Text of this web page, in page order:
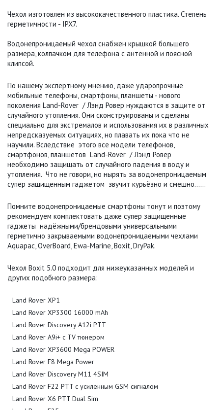
Чехол изготовлен из высококачественного пластика. Степень
герметичности - IPX7.
Водонепроницаемый чехол снабжен крышкой большего
размера, колпачком для телефона с антенной и поясной
клипсой.
По нашему экспертному мнению, даже ударопрочные
мобильные телефоны, смартфоны, планшеты - нового
поколения Land-Rover / Лэнд Ровер нуждаются в защите от
случайного утопления. Они сконструированы и сделаны
специально для экстремалов и использования их в различных
непредсказуемых ситуациях, но плавать их пока что не
научили. Вследствие этого все модели телефонов,
смартфонов, планшетов Land-Rover / Лэнд Ровер
необходимо защищать от случайного падения в воду и
утопления. Что не говори, но нырять за водонепроницаемым
супер защищенным гаджетом звучит курьёзно и смешно……
Помните водонепроницаемые смартфоны тонут и поэтому
рекомендуем комплектовать даже супер защищенные
гаджеты надёжными/брендовыми универсальными
герметично закрываемыми водонепроницаемыми чехлами
Aquapac, OverBoard, Ewa-Marine, Boxit, DryPak.
Чехол Boxit 5.0 подходит для нижеуказанных моделей и
других подобного размера:
Land Rover XP1
Land Rover XP3300 16000 mAh
Land Rover Discovery A12i PTT
Land Rover A9i+ с TV тюнером
Land Rover XP3600 Mega POWER
Land Rover F8 Mega Power
Land Rover Discovery M11 4SIM
Land Rover F22 PTT с усиленным GSM сигналом
Land Rover X6 PTT Dual Sim